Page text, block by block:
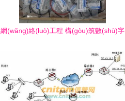
網(wǎng)絡(luò)工程 構(gòu)筑數(shù)字